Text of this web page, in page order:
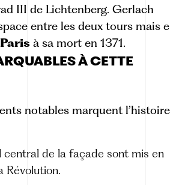
III de Lichtenberg. Gerlach
entre les deux tours mais
à sa mort en 1371.
À CETTE
notables marquent
central de la façade sont mis en
Révolution.